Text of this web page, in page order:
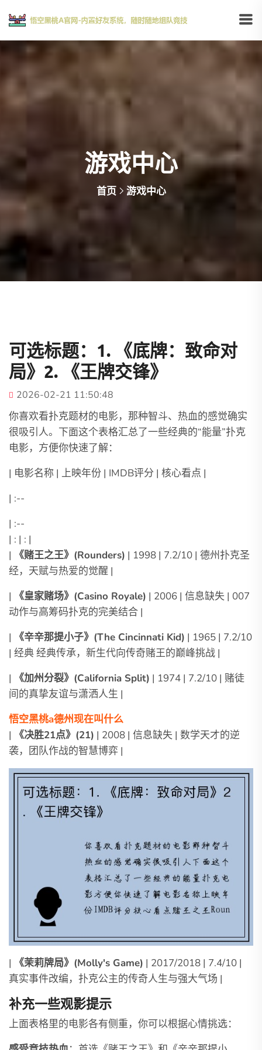
游戏中心
首页 游戏中心
可选标题：1. 《底牌：致命对
局》2. 《王牌交锋》
2026-02-21 11:50:48
你喜欢看扑克题材的电影，那种智斗、热血的感觉确实
很吸引人。下面这个表格汇总了一些经典的“能量”扑克
电影，方便你快速了解：
| 电影名称 | 上映年份 | IMDB评分 | 核心看点 |
| :--
| :--
| : | : |
|
《赌王之王》(Rounders) | 1998 | 7.2/10 | 德州扑克圣
经，天赋与热爱的觉醒 |
|
《皇家赌场》(Casino Royale) | 2006 | 信息缺失 | 007
动作与高筹码扑克的完美结合 |
|
《辛辛那提小子》(The Cincinnati Kid) | 1965 | 7.2/10
| 经典 经典传承，新生代向传奇赌王的巅峰挑战 |
|
《加州分裂》(California Split) | 1974 | 7.2/10 | 赌徒
间的真挚友谊与潇洒人生 |
悟空黑桃a德州现在叫什么
|
《决胜21点》(21) | 2008 | 信息缺失 | 数学天才的逆
袭，团队作战的智慧博弈 |
| 《茉莉牌局》(Molly's Game) | 2017/2018 | 7.4/10 |
真实事件改编，扑克公主的传奇人生与强大气场 |
补充一些观影提示
上面表格里的电影各有侧重，你可以根据心情挑选：